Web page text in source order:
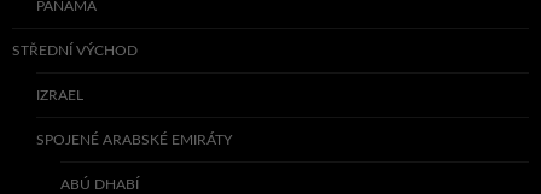
PANAMA
STŘEDNÍ VÝCHOD
IZRAEL
SPOJENÉ ARABSKÉ EMIRÁTY
ABÚ DHABÍ